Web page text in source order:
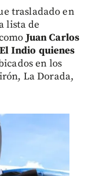
trasladado en
lista de
Juan Carlos
Indio quienes
en los
La Dorada,